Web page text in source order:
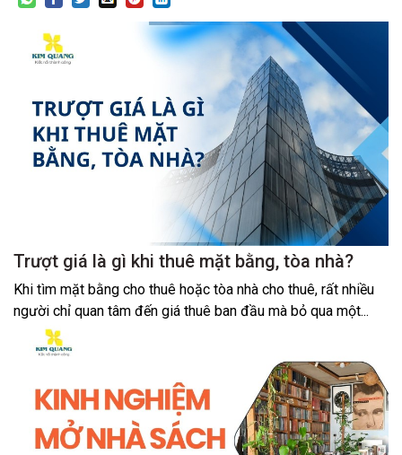
Trượt giá là gì khi thuê mặt bằng, tòa nhà?
Khi tìm mặt bằng cho thuê hoặc tòa nhà cho thuê, rất nhiều
người chỉ quan tâm đến giá thuê ban đầu mà bỏ qua một...